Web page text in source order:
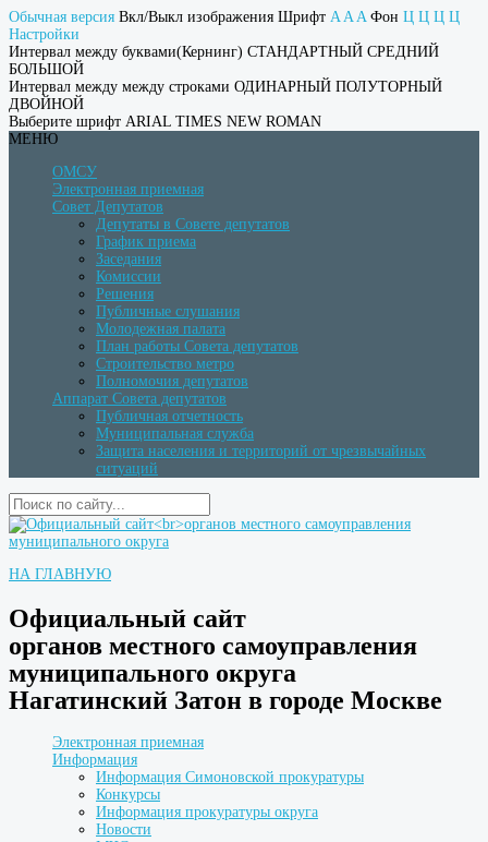
Обычная версия Вкл/Выкл изображения Шрифт A A A Фон Ц Ц Ц Ц
Настройки
Интервал между буквами(Кернинг) СТАНДАРТНЫЙ СРЕДНИЙ
БОЛЬШОЙ
Интервал между между строками ОДИНАРНЫЙ ПОЛУТОРНЫЙ
ДВОЙНОЙ
Выберите шрифт ARIAL TIMES NEW ROMAN
МЕНЮ
ОМСУ
Электронная приемная
Совет Депутатов
Депутаты в Совете депутатов
График приема
Заседания
Комиссии
Решения
Публичные слушания
Молодежная палата
План работы Совета депутатов
Строительство метро
Полномочия депутатов
Аппарат Совета депутатов
Публичная отчетность
Муниципальная служба
Защита населения и территорий от чрезвычайных
ситуаций
НА ГЛАВНУЮ
Официальный сайт
органов местного самоуправления
муниципального округа
Нагатинский Затон в городе Москве
Электронная приемная
Информация
Информация Симоновской прокуратуры
Конкурсы
Информация прокуратуры округа
Новости